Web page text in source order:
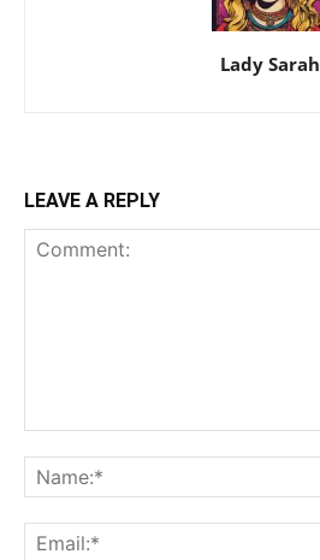
Lady Sarah
LEAVE A REPLY